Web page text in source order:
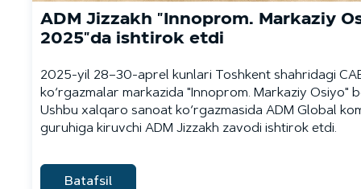
ADM Jizzakh "Innoprom. Markaziy
2025"da ishtirok etdi
2025-yil 28–30-aprel kunlari Toshkent shahridagi
ko‘rgazmalar markazida "Innoprom. Markaziy Osiyo"
Ushbu xalqaro sanoat ko‘rgazmasida ADM Global
guruhiga kiruvchi ADM Jizzakh zavodi ishtirok etdi.
Batafsil